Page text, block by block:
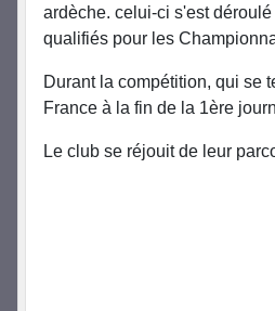
ardèche. celui-ci s'est
qualifiés pour les
Durant la compétition, qui se
France à la fin de la 1ère
Le club se réjouit de leur